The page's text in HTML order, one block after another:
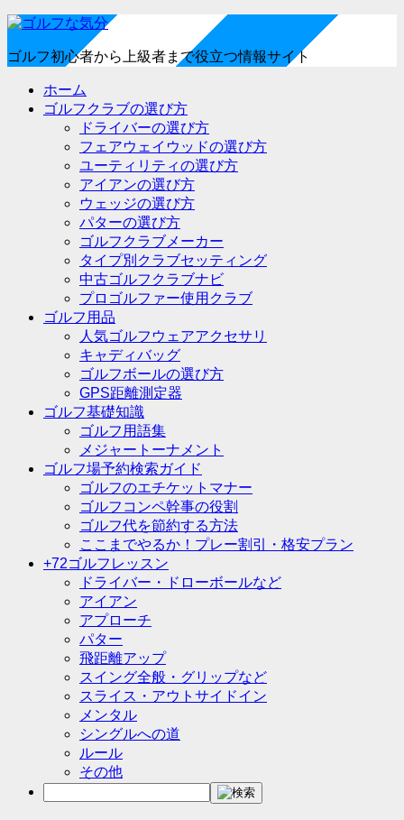
ゴルフ初心者から上級者まで役立つ情報サイト
ホーム
ゴルフクラブの選び方
ドライバーの選び方
フェアウェイウッドの選び方
ユーティリティの選び方
アイアンの選び方
ウェッジの選び方
パターの選び方
ゴルフクラブメーカー
タイプ別クラブセッティング
中古ゴルフクラブナビ
プロゴルファー使用クラブ
ゴルフ用品
人気ゴルフウェアアクセサリ
キャディバッグ
ゴルフボールの選び方
GPS距離測定器
ゴルフ基礎知識
ゴルフ用語集
メジャートーナメント
ゴルフ場予約検索ガイド
ゴルフのエチケットマナー
ゴルフコンペ幹事の役割
ゴルフ代を節約する方法
ここまでやるか！プレー割引・格安プラン
+72ゴルフレッスン
ドライバー・ドローボールなど
アイアン
アプローチ
パター
飛距離アップ
スイング全般・グリップなど
スライス・アウトサイドイン
メンタル
シングルへの道
ルール
その他